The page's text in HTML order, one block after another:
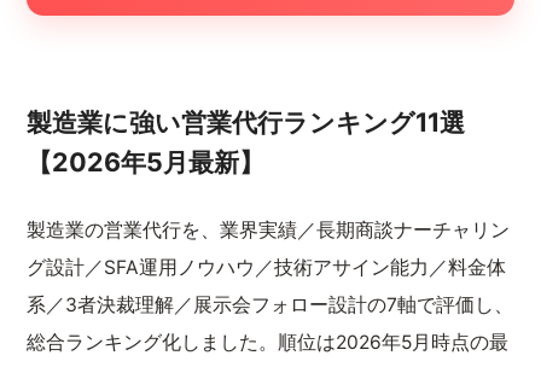
製造業に強い営業代行ランキング11選
【2026年5月最新】
製造業の営業代行を、業界実績／長期商談ナーチャリン
グ設計／SFA運用ノウハウ／技術アサイン能力／料金体
系／3者決裁理解／展示会フォロー設計の7軸で評価し、
総合ランキング化しました。順位は2026年5月時点の最